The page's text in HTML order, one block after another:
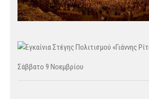
Σάββατο 9 Νοεμβρίου